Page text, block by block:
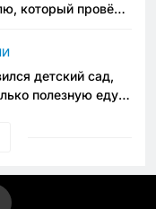
который провёл
детский сад,
полезную еду.
сахара»